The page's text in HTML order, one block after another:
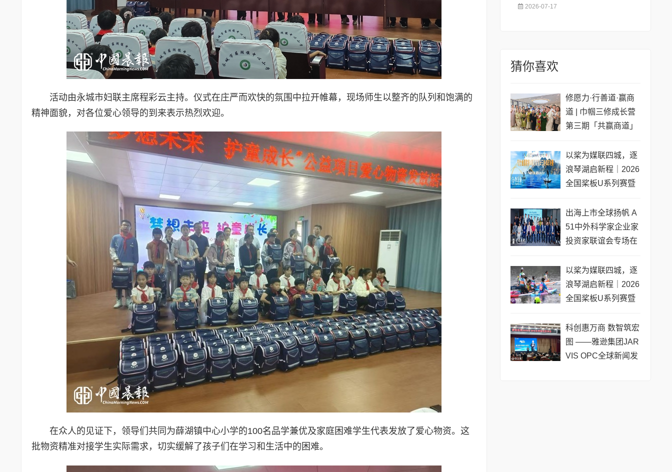
活动由永城市妇联主席程彩云主持。仪式在庄严而欢快的氛围中拉开帷幕，现场师生以整齐的队列和饱满的
精神面貌，对各位爱心领导的到来表示热烈欢迎。
在众人的见证下，领导们共同为薛湖镇中心小学的100名品学兼优及家庭困难学生代表发放了爱心物资。这
批物资精准对接学生实际需求，切实缓解了孩子们在学习和生活中的困难。
2026-07-17
猜你喜欢
修愿力·行善道·赢商
道 | 巾帼三修成长营
第三期「共赢商道」
以桨为媒联四城，逐
浪琴湖启新程｜2026
全国桨板U系列赛暨
公开赛（常熟站）即
将开赛
出海上市全球扬帆 A
51中外科学家企业家
投资家联谊会专场在
业境外上市多元服务
以桨为媒联四城，逐
浪琴湖启新程｜2026
全国桨板U系列赛暨
公开赛（常熟站）即
将热力
科创惠万商 数智筑宏
图 ——雅逊集团JAR
VIS OPC全球新闻发